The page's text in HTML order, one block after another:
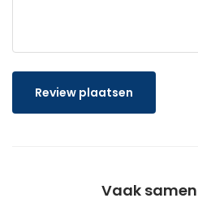
Review plaatsen
Vaak